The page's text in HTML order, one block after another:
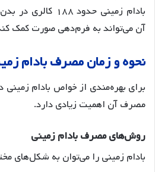
بادام زمینی حدود
آن می‌تواند به فرم‌دهی صورت کمک
نحوهوزمانمصرفبادام
برای بهره‌مندی از خواص بادام
مصرف آن اهمیت زیادی دارد.
روشهایمصرفبادامزمینی
بادام زمینی را می‌توان به شکل‌های